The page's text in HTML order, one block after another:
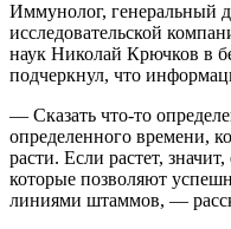
Иммунолог, генеральный
исследовательской
наук Николай Крючков в
подчеркнул, что
— Сказать что-то
определенного времени,
расти. Если растет,
которые позволяют
линиями штаммов, —